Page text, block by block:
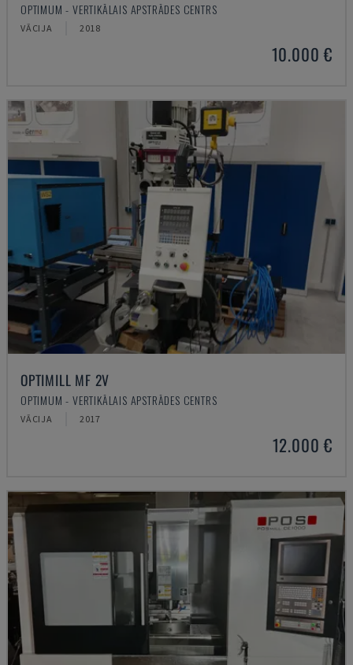
OPTIMUM - VERTIKĀLAIS APSTRĀDES CENTRS
VĀCIJA 2018
10.000 €
OPTIMILL MF 2V
OPTIMUM - VERTIKĀLAIS APSTRĀDES CENTRS
VĀCIJA 2017
12.000 €